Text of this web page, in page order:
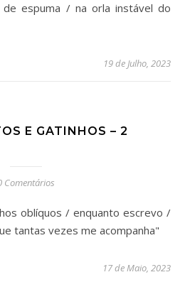
espuma / na orla instável do
19 de Julho, 2023
E GATINHOS – 2
Comentários
tantas vezes me acompanha"
17 de Maio, 2023